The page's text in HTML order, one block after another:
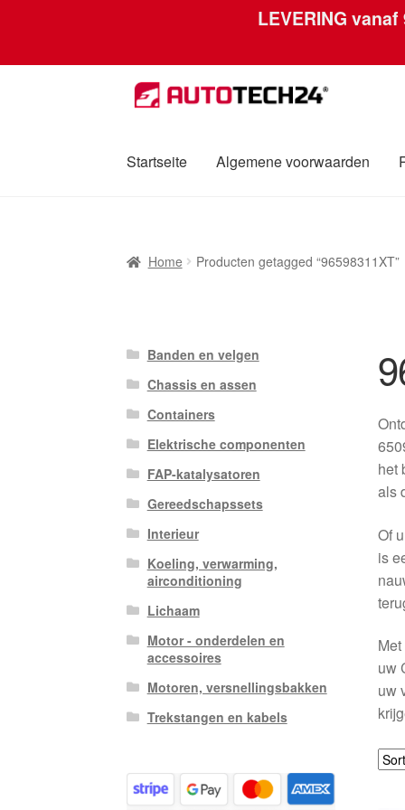
LEVERING vanaf
Ga
door
navigatie
Ga
naar
inhoud
Startseite Algemene voorwaarden
Over ons PrivacybeleidWereldwijde
Home Producten getagged “96598311XT”
het
als
Of
is
uw
uw
Banden en velgen
Chassis en assen
Containers
Elektrische componenten
FAP-katalysatoren
Gereedschapssets
Interieur
Koeling, verwarming,
airconditioning
Lichaam
Motor - onderdelen en
accessoires
Motoren, versnellingsbakken
Trekstangen en kabels